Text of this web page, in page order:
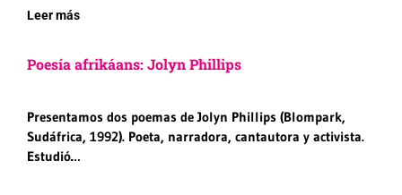
Leer más
Poesía afrikáans: Jolyn Phillips
Presentamos dos poemas de Jolyn Phillips (Blompark,
Sudáfrica, 1992). Poeta, narradora, cantautora y activista.
Estudió…